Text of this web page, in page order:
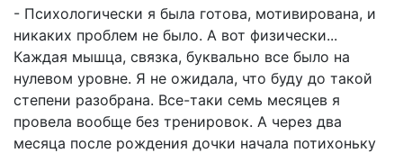
- Психологически я была готова, мотивирована, и
никаких проблем не было. А вот физически...
Каждая мышца, связка, буквально все было на
нулевом уровне. Я не ожидала, что буду до такой
степени разобрана. Все-таки семь месяцев я
провела вообще без тренировок. А через два
месяца после рождения дочки начала потихоньку